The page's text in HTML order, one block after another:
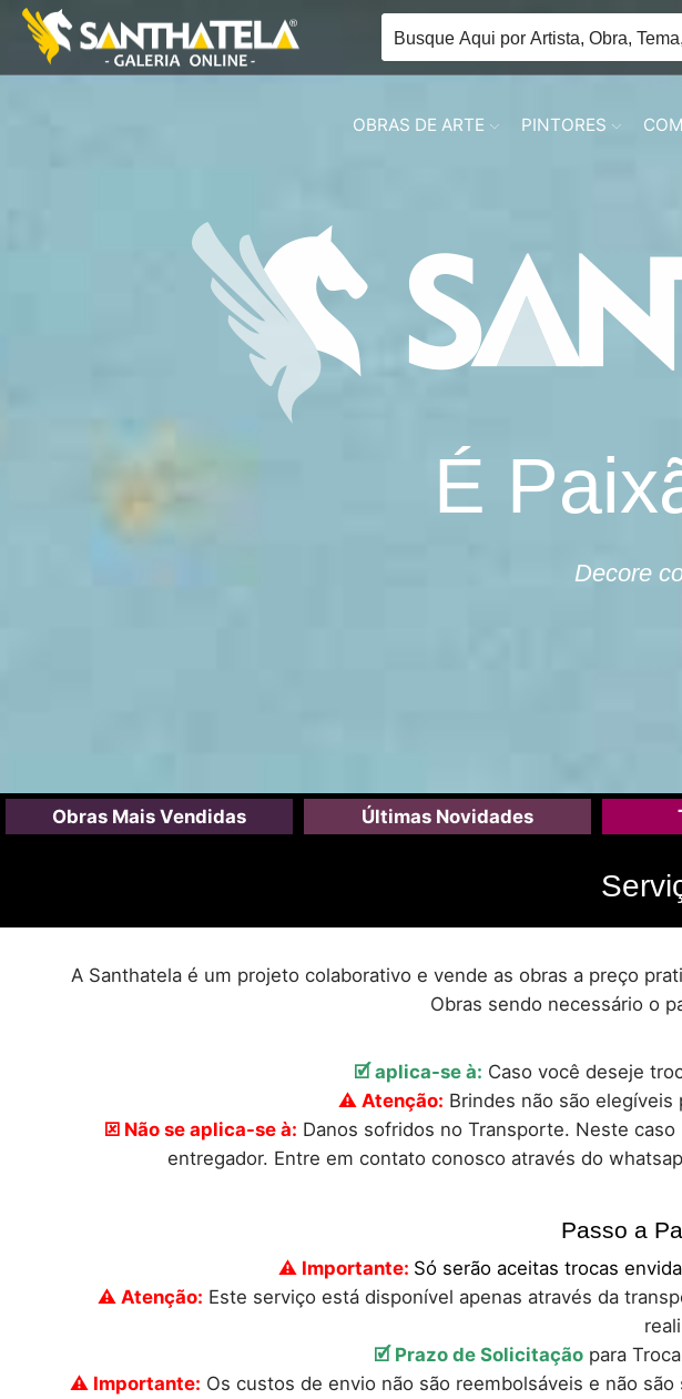
OBRAS DE ARTE PINTORES
É
Decore
Obras Mais Vendidas Últimas Novidades
A Santhatela é um projeto colaborativo e vende as obras a preço
Obras sendo necessário o
🗹 aplica-se à: Caso você deseje
⚠ Atenção: Brindes não são
🗵 Não se aplica-se à: Danos sofridos no Transporte. Neste
entregador. Entre em contato conosco através do
Passo a
⚠ Importante: Só serão aceitas trocas
⚠ Atenção: Este serviço está disponível apenas através da
🗹 Prazo de Solicitação para
⚠ Importante: Os custos de envio não são reembolsáveis e não